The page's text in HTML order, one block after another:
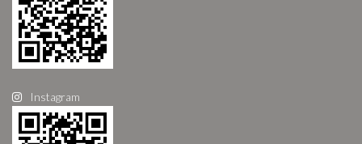
Instagram